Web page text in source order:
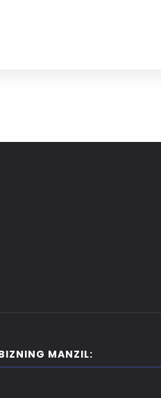
MANZIL: